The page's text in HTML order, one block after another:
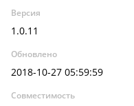
Версия
1.0.11
Обновлено
2018-10-27 05:59:59
Совместимость